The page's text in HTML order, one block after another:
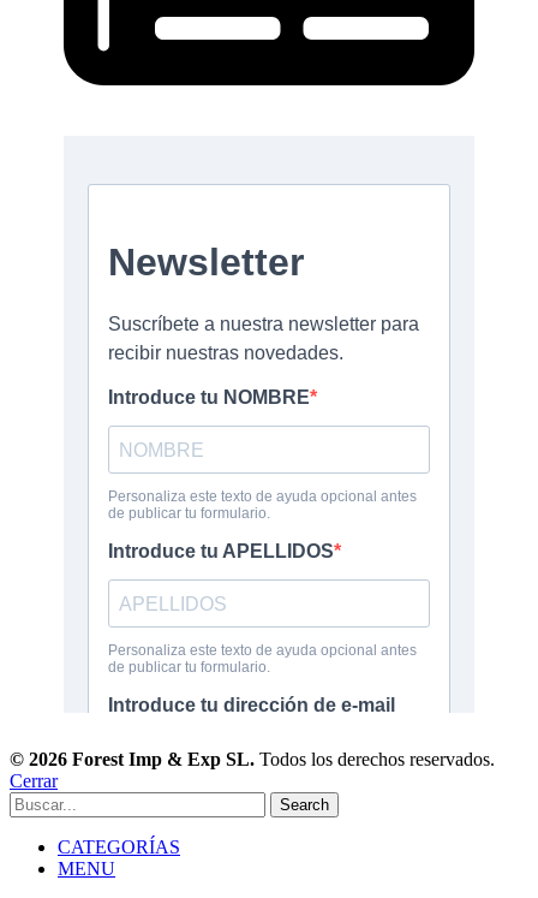
© 2026 Forest Imp & Exp SL. Todos los derechos reservados.
Cerrar
Search
CATEGORÍAS
MENU